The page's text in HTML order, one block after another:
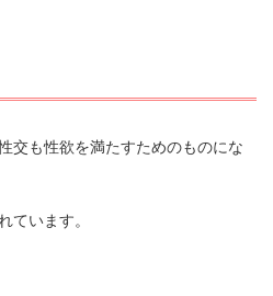
交も性欲を満たすためのものにな
ています。